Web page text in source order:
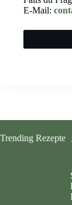
E-Mail:
Trending Rezepte